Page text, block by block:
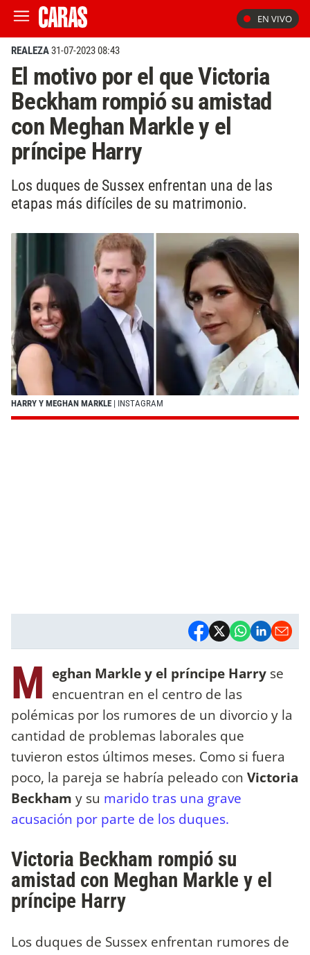
EN VIVO
REALEZA31-07-2023 08:43
El motivo por el que Victoria
Beckham rompió su amistad
con Meghan Markle y el
príncipe Harry
Los duques de Sussex enfrentan una de las
etapas más difíciles de su matrimonio.
HARRY Y MEGHAN MARKLE | INSTAGRAM
M eghan Markle y el príncipe Harry se
encuentran en el centro de las
polémicas por los rumores de un divorcio y la
cantidad de problemas laborales que
tuvieron estos últimos meses. Como si fuera
poco, la pareja se habría peleado con Victoria
Beckham y su marido tras una grave
acusación por parte de los duques.
Victoria Beckham rompió su
amistad con Meghan Markle y el
príncipe Harry
Los duques de Sussex enfrentan rumores de